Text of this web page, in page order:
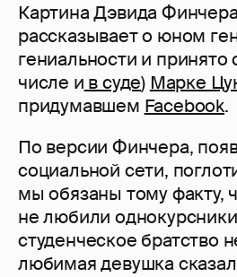
Картина Дэвида
рассказывает о юном
гениальности и принято
числе и в суде) Марке
придумавшем Facebook.
По версии Финчера,
социальной сети,
мы обязаны тому факту,
не любили
студенческое братство
любимая девушка